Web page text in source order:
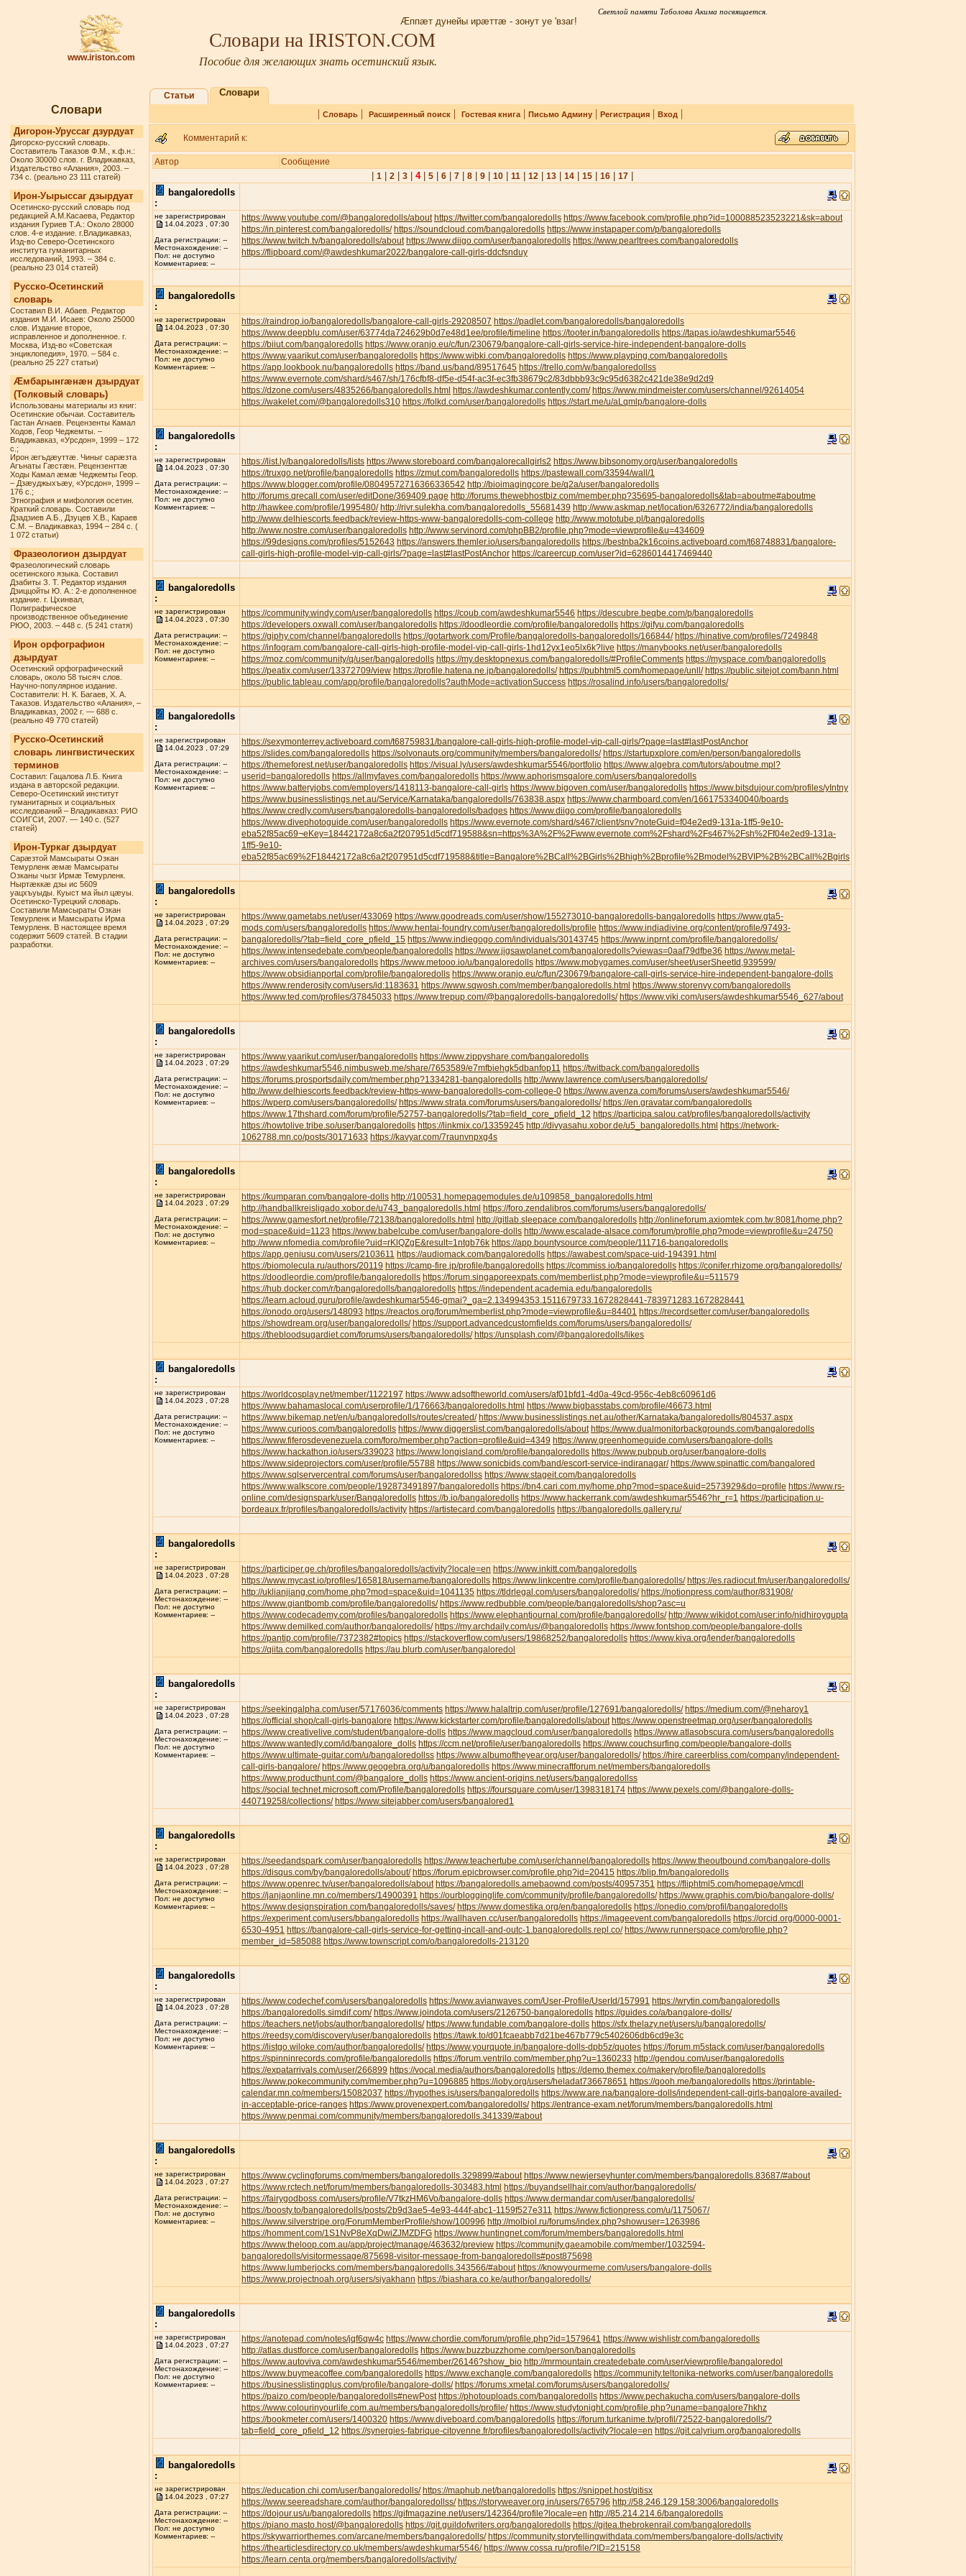
www.iriston.com
Светлой памяти Таболова Акима посвящается.
Æппæт дунейы ирæттæ - зонут уе 'взаг!
Словари на IRISTON.COM
Пособие для желающих знать осетинский язык.
Словари
Дигорон-Уруссаг дзурдуат
Дигорско-русский словарь.
Составитель Таказов Ф.М., к.ф.н.:
Около 30000 слов. г. Владикавказ,
Издательство «Алания», 2003. –
734 с. (реально 23 111 статей)
Ирон-Уырыссаг дзырдуат
Осетинско-русский словарь под
редакцией А.М.Касаева, Редактор
издания Гуриев Т.А.: Около 28000
слов. 4-е издание. г.Владикавказ,
Изд-во Северо-Осетинского
института гуманитарных
исследований, 1993. – 384 с.
(реально 23 014 статей)
Русско-Осетинский
словарь
Составил В.И. Абаев. Редактор
издания М.И. Исаев: Около 25000
слов. Издание второе,
исправленное и дополненное. г.
Москва, Изд-во «Советская
энциклопедия», 1970. – 584 с.
(реально 25 227 статьи)
Æмбарынгæнæн дзырдуат
(Толковый словарь)
Использованы материалы из книг:
Осетинские обычаи. Составитель
Гастан Агнаев. Рецензенты Камал
Ходов, Геор Чеджемты. –
Владикавказ, «Урсдон», 1999 – 172
с.;
Ирон æгъдæуттæ. Чиныг сарæзта
Агънаты Гæстæн. Рецензенттæ
Ходы Камал æмæ Чеджемты Геор.
– Дзæуджыхъæу, «Урсдон», 1999 –
176 с.;
Этнография и мифология осетин.
Краткий словарь. Составили
Дзадзиев А.Б., Дзуцев Х.В., Караев
С.М. – Владикавказ, 1994 – 284 с. (
1 072 статьи)
Фразеологион дзырдуат
Фразеологический словарь
осетинского языка. Составил
Дзабиты З. Т. Редактор издания
Дзиццойты Ю. А.: 2-е дополненное
издание. г. Цхинвал,
Полиграфическое
производственное объединение
РЮО, 2003. – 448 с. (5 241 статя)
Ирон орфографион
дзырдуат
Осетинский орфографический
словарь, около 58 тысяч слов.
Научно-популярное издание.
Составители: Н. К. Багаев, Х. А.
Таказов. Издательство «Алания», –
Владикавказ, 2002 г. — 688 с.
(реально 49 770 статей)
Русско-Осетинский
словарь лингвистических
терминов
Составил: Гацалова Л.Б. Книга
издана в авторской редакции.
Северо-Осетинский институт
гуманитарных и социальных
исследований – Владикавказ: РИО
СОИГСИ, 2007. — 140 с. (527
статей)
Ирон-Туркаг дзырдуат
Сарæзтой Мамсыраты Озкан
Темурленк æмæ Мамсыраты
Озканы чызг Ирмæ Темурленк.
Ныртæккæ дзы ис 5609
уацхъуыды. Куыст ма йыл цæуы.
Осетинско-Турецкий словарь.
Составили Мамсыраты Озкан
Темурленк и Мамсыраты Ирма
Темурленк. В настоящее время
содержит 5609 статей. В стадии
разработки.
Статьи Словари
| Словарь| Расширенный поиск| Гостевая книга| Письмо Админу| Регистрация| Вход |
Комментарий к:
Автор Сообщение
1| 2| 3| 4| 5| 6| 7| 8| 9| 10| 11| 12| 13| 14| 15| 16| 17|
bangaloredolls
:
не зарегистрирован
14.04.2023 , 07:30
Дата регистрации: --
Местонахождение: --
Пол: не доступно
Комментариев: --
https://www.youtube.com/@bangaloredolls/about https://twitter.com/bangaloredolls https://www.facebook.com/profile.php?id=100088523523221&sk=about
https://in.pinterest.com/bangaloredolls/ https://soundcloud.com/bangaloredolls https://www.instapaper.com/p/bangaloredolls
https://www.twitch.tv/bangaloredolls/about https://www.diigo.com/user/bangaloredolls https://www.pearltrees.com/bangaloredolls
https://flipboard.com/@awdeshkumar2022/bangalore-call-girls-ddcfsnduy
bangaloredolls
:
не зарегистрирован
14.04.2023 , 07:30
Дата регистрации: --
Местонахождение: --
Пол: не доступно
Комментариев: --
https://raindrop.io/bangaloredolls/bangalore-call-girls-29208507 https://padlet.com/bangaloredolls/bangaloredolls
https://www.deepblu.com/user/63774da724629b0d7e48d1ee/profile/timeline https://tooter.in/bangaloredolls https://tapas.io/awdeshkumar5546
https://biiut.com/bangaloredolls https://www.oranjo.eu/c/fun/230679/bangalore-call-girls-service-hire-independent-bangalore-dolls
https://www.yaarikut.com/user/bangaloredolls https://www.wibki.com/bangaloredolls https://www.playping.com/bangaloredolls
https://app.lookbook.nu/bangaloredolls https://band.us/band/89517645 https://trello.com/w/bangaloredollss
https://www.evernote.com/shard/s467/sh/176cfbf8-df5e-d54f-ac3f-ec3fb38679c2/83dbbb93c9c95d6382c421de38e9d2d9
https://dzone.com/users/4835266/bangaloredolls.html https://awdeshkumar.contently.com/ https://www.mindmeister.com/users/channel/92614054
https://wakelet.com/@bangaloredolls310 https://folkd.com/user/bangaloredolls https://start.me/u/aLqmlp/bangalore-dolls
bangaloredolls
:
не зарегистрирован
14.04.2023 , 07:30
Дата регистрации: --
Местонахождение: --
Пол: не доступно
Комментариев: --
https://list.ly/bangaloredolls/lists https://www.storeboard.com/bangalorecallgirls2 https://www.bibsonomy.org/user/bangaloredolls
https://truxgo.net/profile/bangaloredolls https://zmut.com/bangaloredolls https://pastewall.com/33594/wall/1
https://www.blogger.com/profile/08049572716366336542 http://bioimagingcore.be/q2a/user/bangaloredolls
http://forums.qrecall.com/user/editDone/369409.page http://forums.thewebhostbiz.com/member.php?35695-bangaloredolls&tab=aboutme#aboutme
http://hawkee.com/profile/1995480/ http://rivr.sulekha.com/bangaloredolls_55681439 http://www.askmap.net/location/6326772/india/bangaloredolls
http://www.delhiescorts.feedback/review-https-www-bangaloredolls-com-college http://www.mototube.pl/bangaloredolls
http://www.nostre.com/user/bangaloredolls http://www.servinord.com/phpBB2/profile.php?mode=viewprofile&u=434609
https://99designs.com/profiles/5152643 https://answers.themler.io/users/bangaloredolls https://bestnba2k16coins.activeboard.com/t68748831/bangalore-
call-girls-high-profile-model-vip-call-girls/?page=last#lastPostAnchor https://careercup.com/user?id=6286014417469440
bangaloredolls
:
не зарегистрирован
14.04.2023 , 07:30
Дата регистрации: --
Местонахождение: --
Пол: не доступно
Комментариев: --
https://community.windy.com/user/bangaloredolls https://coub.com/awdeshkumar5546 https://descubre.beqbe.com/p/bangaloredolls
https://developers.oxwall.com/user/bangaloredolls https://doodleordie.com/profile/bangaloredolls https://gifyu.com/bangaloredolls
https://giphy.com/channel/bangaloredolls https://gotartwork.com/Profile/bangaloredolls-bangaloredolls/166844/ https://hinative.com/profiles/7249848
https://infogram.com/bangalore-call-girls-high-profile-model-vip-call-girls-1hd12yx1eo5lx6k?live https://manybooks.net/user/bangaloredolls
https://moz.com/community/q/user/bangaloredolls https://my.desktopnexus.com/bangaloredolls/#ProfileComments https://myspace.com/bangaloredolls
https://peatix.com/user/13372709/view https://profile.hatena.ne.jp/bangaloredolls/ https://pubhtml5.com/homepage/unll/ https://public.sitejot.com/bann.html
https://public.tableau.com/app/profile/bangaloredolls?authMode=activationSuccess https://rosalind.info/users/bangaloredolls/
bangaloredolls
:
не зарегистрирован
14.04.2023 , 07:29
Дата регистрации: --
Местонахождение: --
Пол: не доступно
Комментариев: --
https://sexymonterrey.activeboard.com/t68759831/bangalore-call-girls-high-profile-model-vip-call-girls/?page=last#lastPostAnchor
https://slides.com/bangaloredolls https://solvonauts.org/community/members/bangaloredolls/ https://startupxplore.com/en/person/bangaloredolls
https://themeforest.net/user/bangaloredolls https://visual.ly/users/awdeshkumar5546/portfolio https://www.algebra.com/tutors/aboutme.mpl?
userid=bangaloredolls https://allmyfaves.com/bangaloredolls https://www.aphorismsgalore.com/users/bangaloredolls
https://www.batteryjobs.com/employers/1418113-bangalore-call-girls https://www.bigoven.com/user/bangaloredolls https://www.bitsdujour.com/profiles/yIntny
https://www.businesslistings.net.au/Service/Karnataka/bangaloredolls/763838.aspx https://www.charmboard.com/en/1661753340040/boards
https://www.credly.com/users/bangaloredolls-bangaloredolls/badges https://www.diigo.com/profile/bangaloredolls
https://www.divephotoguide.com/user/bangaloredolls https://www.evernote.com/shard/s467/client/snv?noteGuid=f04e2ed9-131a-1ff5-9e10-
eba52f85ac69¬eKey=18442172a8c6a2f207951d5cdf719588&sn=https%3A%2F%2Fwww.evernote.com%2Fshard%2Fs467%2Fsh%2Ff04e2ed9-131a-
1ff5-9e10-
eba52f85ac69%2F18442172a8c6a2f207951d5cdf719588&title=Bangalore%2BCall%2BGirls%2Bhigh%2Bprofile%2Bmodel%2BVIP%2B%2BCall%2Bgirls
bangaloredolls
:
не зарегистрирован
14.04.2023 , 07:29
Дата регистрации: --
Местонахождение: --
Пол: не доступно
Комментариев: --
https://www.gametabs.net/user/433069 https://www.goodreads.com/user/show/155273010-bangaloredolls-bangaloredolls https://www.gta5-
mods.com/users/bangaloredolls https://www.hentai-foundry.com/user/bangaloredolls/profile https://www.indiadivine.org/content/profile/97493-
bangaloredolls/?tab=field_core_pfield_15 https://www.indiegogo.com/individuals/30143745 https://www.inprnt.com/profile/bangaloredolls/
https://www.intensedebate.com/people/bangaloredolls https://www.jigsawplanet.com/bangaloredolls?viewas=0aaf79dfbe36 https://www.metal-
archives.com/users/bangaloredolls https://www.metooo.io/u/bangaloredolls https://www.mobygames.com/user/sheet/userSheetId,939599/
https://www.obsidianportal.com/profile/bangaloredolls https://www.oranjo.eu/c/fun/230679/bangalore-call-girls-service-hire-independent-bangalore-dolls
https://www.renderosity.com/users/id:1183631 https://www.sqwosh.com/member/bangaloredolls.html https://www.storenvy.com/bangaloredolls
https://www.ted.com/profiles/37845033 https://www.trepup.com/@bangaloredolls-bangaloredolls/ https://www.viki.com/users/awdeshkumar5546_627/about
bangaloredolls
:
не зарегистрирован
14.04.2023 , 07:29
Дата регистрации: --
Местонахождение: --
Пол: не доступно
Комментариев: --
https://www.yaarikut.com/user/bangaloredolls https://www.zippyshare.com/bangaloredolls
https://awdeshkumar5546.nimbusweb.me/share/7653589/e7mfbiehgk5dbanfop11 https://twitback.com/bangaloredolls
https://forums.prosportsdaily.com/member.php?1334281-bangaloredolls http://www.lawrence.com/users/bangaloredolls/
http://www.delhiescorts.feedback/review-https-www-bangaloredolls-com-college-0 https://www.avenza.com/forums/users/awdeshkumar5546/
https://wperp.com/users/bangaloredolls/ https://www.strata.com/forums/users/bangaloredolls/ https://en.gravatar.com/bangaloredolls
https://www.17thshard.com/forum/profile/52757-bangaloredolls/?tab=field_core_pfield_12 https://participa.salou.cat/profiles/bangaloredolls/activity
https://howtolive.tribe.so/user/bangaloredolls https://linkmix.co/13359245 http://divyasahu.xobor.de/u5_bangaloredolls.html https://network-
1062788.mn.co/posts/30171633 https://kavyar.com/7raunvnpxg4s
bangaloredolls
:
не зарегистрирован
14.04.2023 , 07:29
Дата регистрации: --
Местонахождение: --
Пол: не доступно
Комментариев: --
https://kumparan.com/bangalore-dolls http://100531.homepagemodules.de/u109858_bangaloredolls.html
http://handballkreisligado.xobor.de/u743_bangaloredolls.html https://foro.zendalibros.com/forums/users/bangaloredolls/
https://www.gamesfort.net/profile/72138/bangaloredolls.html http://gitlab.sleepace.com/bangaloredolls http://onlineforum.axiomtek.com.tw:8081/home.php?
mod=space&uid=1123 https://www.babelcube.com/user/bangalore-dolls http://www.escalade-alsace.com/forum/profile.php?mode=viewprofile&u=24750
http://www.nfomedia.com/profile?uid=rKlQZgE&result=1ntgb76k https://app.bountysource.com/people/111716-bangaloredolls
https://app.geniusu.com/users/2103611 https://audiomack.com/bangaloredolls https://awabest.com/space-uid-194391.html
https://biomolecula.ru/authors/20119 https://camp-fire.jp/profile/bangaloredolls https://commiss.io/bangaloredolls https://conifer.rhizome.org/bangaloredolls/
https://doodleordie.com/profile/bangaloredolls https://forum.singaporeexpats.com/memberlist.php?mode=viewprofile&u=511579
https://hub.docker.com/r/bangaloredolls/bangaloredolls https://independent.academia.edu/bangaloredolls
https://learn.acloud.guru/profile/awdeshkumar5546-gmai?_ga=2.134994353.1511679733.1672828441-783971283.1672828441
https://onodo.org/users/148093 https://reactos.org/forum/memberlist.php?mode=viewprofile&u=84401 https://recordsetter.com/user/bangaloredolls
https://showdream.org/user/bangaloredolls/ https://support.advancedcustomfields.com/forums/users/bangaloredolls/
https://thebloodsugardiet.com/forums/users/bangaloredolls/ https://unsplash.com/@bangaloredolls/likes
bangaloredolls
:
не зарегистрирован
14.04.2023 , 07:28
Дата регистрации: --
Местонахождение: --
Пол: не доступно
Комментариев: --
https://worldcosplay.net/member/1122197 https://www.adsoftheworld.com/users/af01bfd1-4d0a-49cd-956c-4eb8c60961d6
https://www.bahamaslocal.com/userprofile/1/176663/bangaloredolls.html https://www.bigbasstabs.com/profile/46673.html
https://www.bikemap.net/en/u/bangaloredolls/routes/created/ https://www.businesslistings.net.au/other/Karnataka/bangaloredolls/804537.aspx
https://www.curioos.com/bangaloredolls https://www.diggerslist.com/bangaloredolls/about https://www.dualmonitorbackgrounds.com/bangaloredolls
https://www.fiferosdevenezuela.com/foro/member.php?action=profile&uid=4349 https://www.greenhomeguide.com/users/bangalore-dolls
https://www.hackathon.io/users/339023 https://www.longisland.com/profile/bangaloredolls https://www.pubpub.org/user/bangalore-dolls
https://www.sideprojectors.com/user/profile/55788 https://www.sonicbids.com/band/escort-service-indiranagar/ https://www.spinattic.com/bangalored
https://www.sqlservercentral.com/forums/user/bangaloredollss https://www.stageit.com/bangaloredolls
https://www.walkscore.com/people/192873491897/bangaloredolls https://bn4.cari.com.my/home.php?mod=space&uid=2573929&do=profile https://www.rs-
online.com/designspark/user/Bangaloredolls https://b.io/bangaloredolls https://www.hackerrank.com/awdeshkumar5546?hr_r=1 https://participation.u-
bordeaux.fr/profiles/bangaloredolls/activity https://artistecard.com/bangaloredolls https://bangaloredolls.gallery.ru/
bangaloredolls
:
не зарегистрирован
14.04.2023 , 07:28
Дата регистрации: --
Местонахождение: --
Пол: не доступно
Комментариев: --
https://participer.ge.ch/profiles/bangaloredolls/activity?locale=en https://www.inkitt.com/bangaloredolls
https://www.mycast.io/profiles/165818/username/bangaloredolls https://www.linkcentre.com/profile/bangaloredolls/ https://es.radiocut.fm/user/bangaloredolls/
http://uklianjiang.com/home.php?mod=space&uid=1041135 https://tldrlegal.com/users/bangaloredolls/ https://notionpress.com/author/831908/
https://www.giantbomb.com/profile/bangaloredolls/ https://www.redbubble.com/people/bangaloredolls/shop?asc=u
https://www.codecademy.com/profiles/bangaloredolls https://www.elephantjournal.com/profile/bangaloredolls/ http://www.wikidot.com/user:info/nidhiroygupta
https://www.demilked.com/author/bangaloredolls/ https://my.archdaily.com/us/@bangaloredolls https://www.fontshop.com/people/bangalore-dolls
https://pantip.com/profile/7372382#topics https://stackoverflow.com/users/19868252/bangaloredolls https://www.kiva.org/lender/bangaloredolls
https://qiita.com/bangaloredolls https://au.blurb.com/user/bangaloredol
bangaloredolls
:
не зарегистрирован
14.04.2023 , 07:28
Дата регистрации: --
Местонахождение: --
Пол: не доступно
Комментариев: --
https://seekingalpha.com/user/57176036/comments https://www.halaltrip.com/user/profile/127691/bangaloredolls/ https://medium.com/@neharoy1
https://official.shop/call-girls-bangalore https://www.kickstarter.com/profile/bangaloredolls/about https://www.openstreetmap.org/user/bangaloredolls
https://www.creativelive.com/student/bangalore-dolls https://www.magcloud.com/user/bangaloredolls https://www.atlasobscura.com/users/bangaloredolls
https://www.wantedly.com/id/bangalore_dolls https://ccm.net/profile/user/bangaloredolls https://www.couchsurfing.com/people/bangalore-dolls
https://www.ultimate-guitar.com/u/bangaloredollss https://www.albumoftheyear.org/user/bangaloredolls/ https://hire.careerbliss.com/company/independent-
call-girls-bangalore/ https://www.geogebra.org/u/bangaloredolls https://www.minecraftforum.net/members/bangaloredolls
https://www.producthunt.com/@bangalore_dolls https://www.ancient-origins.net/users/bangaloredollss
https://social.technet.microsoft.com/Profile/bangaloredolls https://foursquare.com/user/1398318174 https://www.pexels.com/@bangalore-dolls-
440719258/collections/ https://www.sitejabber.com/users/bangalored1
bangaloredolls
:
не зарегистрирован
14.04.2023 , 07:28
Дата регистрации: --
Местонахождение: --
Пол: не доступно
Комментариев: --
https://seedandspark.com/user/bangaloredolls https://www.teachertube.com/user/channel/bangaloredolls https://www.theoutbound.com/bangalore-dolls
https://disqus.com/by/bangaloredolls/about/ https://forum.epicbrowser.com/profile.php?id=20415 https://blip.fm/bangaloredolls
https://www.openrec.tv/user/bangaloredolls/about https://bangaloredolls.amebaownd.com/posts/40957351 https://fliphtml5.com/homepage/vmcdl
https://janjaonline.mn.co/members/14900391 https://ourblogginglife.com/community/profile/bangaloredolls/ https://www.graphis.com/bio/bangalore-dolls/
https://www.designspiration.com/bangaloredolls/saves/ https://www.domestika.org/en/bangaloredolls https://onedio.com/profil/bangaloredolls
https://experiment.com/users/bbangaloredolls https://wallhaven.cc/user/bangaloredolls https://imageevent.com/bangaloredolls https://orcid.org/0000-0001-
6530-4951 https://bangalore-call-girls-service-for-getting-incall-and-outc-1.bangaloredolls.repl.co/ https://www.runnerspace.com/profile.php?
member_id=585088 https://www.townscript.com/o/bangaloredolls-213120
bangaloredolls
:
не зарегистрирован
14.04.2023 , 07:28
Дата регистрации: --
Местонахождение: --
Пол: не доступно
Комментариев: --
https://www.codechef.com/users/bangaloredolls https://www.avianwaves.com/User-Profile/UserId/157991 https://wrytin.com/bangaloredolls
https://bangaloredolls.simdif.com/ https://www.joindota.com/users/2126750-bangaloredolls https://guides.co/a/bangalore-dolls/
https://teachers.net/jobs/author/bangaloredolls/ https://www.fundable.com/bangalore-dolls https://sfx.thelazy.net/users/u/bangaloredolls/
https://reedsy.com/discovery/user/bangaloredolls https://tawk.to/d01fcaeabb7d21be467b779c5402606db6cd9e3c
https://listgo.wiloke.com/author/bangaloredolls/ https://www.yourquote.in/bangalore-dolls-dpb5z/quotes https://forum.m5stack.com/user/bangaloredolls
https://spinninrecords.com/profile/bangaloredolls https://forum.ventrilo.com/member.php?u=1360233 http://gendou.com/user/bangaloredolls
https://expatarrivals.com/user/266899 https://vocal.media/authors/bangaloredolls https://demo.themex.co/makery/profile/bangaloredolls
https://www.pokecommunity.com/member.php?u=1096885 https://ioby.org/users/heladat736678651 https://qooh.me/bangaloredolls https://printable-
calendar.mn.co/members/15082037 https://hypothes.is/users/bangaloredolls https://www.are.na/bangalore-dolls/independent-call-girls-bangalore-availed-
in-acceptable-price-ranges https://www.provenexpert.com/bangaloredolls/ https://entrance-exam.net/forum/members/bangaloredolls.html
https://www.penmai.com/community/members/bangaloredolls.341339/#about
bangaloredolls
:
не зарегистрирован
14.04.2023 , 07:27
Дата регистрации: --
Местонахождение: --
Пол: не доступно
Комментариев: --
https://www.cyclingforums.com/members/bangaloredolls.329899/#about https://www.newjerseyhunter.com/members/bangaloredolls.83687/#about
https://www.rctech.net/forum/members/bangaloredolls-303483.html https://buyandsellhair.com/author/bangaloredolls/
https://fairygodboss.com/users/profile/V7tkzHM6Vo/bangalore-dolls https://www.dermandar.com/user/bangaloredolls/
https://boosty.to/bangaloredolls/posts/2b9d3ae5-4e93-444f-abc1-1159f527e311 https://www.fictionpress.com/u/1175067/
https://www.silverstripe.org/ForumMemberProfile/show/100996 http://molbiol.ru/forums/index.php?showuser=1263986
https://homment.com/1S1NvP8eXqDwiZJMZDFG https://www.huntingnet.com/forum/members/bangaloredolls.html
https://www.theloop.com.au/app/project/manage/463632/preview https://community.gaeamobile.com/member/1032594-
bangaloredolls/visitormessage/875698-visitor-message-from-bangaloredolls#post875698
https://www.lumberjocks.com/members/bangaloredolls.343566/#about https://knowyourmeme.com/users/bangalore-dolls
https://www.projectnoah.org/users/siyakhann https://biashara.co.ke/author/bangaloredolls/
bangaloredolls
:
не зарегистрирован
14.04.2023 , 07:27
Дата регистрации: --
Местонахождение: --
Пол: не доступно
Комментариев: --
https://anotepad.com/notes/jqf6qw4c https://www.chordie.com/forum/profile.php?id=1579641 https://www.wishlistr.com/bangaloredolls
http://atlas.dustforce.com/user/bangaloredolls https://www.buzzbuzzhome.com/person/bangaloredolls
https://www.autoviva.com/awdeshkumar5546/member/26146?show_bio http://mrmountain.createdebate.com/user/viewprofile/bangaloredol
https://www.buymeacoffee.com/bangaloredolls https://www.exchangle.com/bangaloredolls https://community.teltonika-networks.com/user/bangaloredolls
https://businesslistingplus.com/profile/bangalore-dolls/ https://forums.xmetal.com/forums/users/bangaloredolls/
https://paizo.com/people/bangaloredolls#newPost https://photouploads.com/bangaloredolls https://www.pechakucha.com/users/bangalore-dolls
https://www.colourinyourlife.com.au/members/bangaloredolls/profile/ https://www.studytonight.com/profile.php?uname=bangalore7hkhz
https://bookmeter.com/users/1400320 https://www.diveboard.com/bangaloredolls https://forum.turkanime.tv/profil/72522-bangaloredolls/?
tab=field_core_pfield_12 https://synergies-fabrique-citoyenne.fr/profiles/bangaloredolls/activity?locale=en https://git.calyrium.org/bangaloredolls
bangaloredolls
:
не зарегистрирован
14.04.2023 , 07:27
Дата регистрации: --
Местонахождение: --
Пол: не доступно
Комментариев: --
https://education.chi.com/user/bangaloredolls/ https://maphub.net/bangaloredolls https://snippet.host/qitisx
https://www.seereadshare.com/author/bangaloredollss/ https://storyweaver.org.in/users/765796 http://58.246.129.158:3006/bangaloredolls
https://dojour.us/u/bangaloredolls https://gifmagazine.net/users/142364/profile?locale=en http://85.214.214.6/bangaloredolls
https://piano.masto.host/@bangaloredolls https://git.guildofwriters.org/bangaloredolls https://gitea.thebrokenrail.com/bangaloredolls
https://skywarriorthemes.com/arcane/members/bangaloredolls/ https://community.storytellingwithdata.com/members/bangalore-dolls/activity
https://thearticlesdirectory.co.uk/members/awdeshkumar5546/ https://www.cossa.ru/profile/?ID=215158
https://learn.centa.org/members/bangaloredolls/activity/